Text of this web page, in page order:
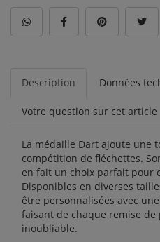
Description Données
Votre question sur cet article
La médaille Dart ajoute une
compétition de fléchettes.
en fait un choix parfait pour
Disponibles en diverses
être personnalisées avec
faisant de chaque remise
inoubliable.